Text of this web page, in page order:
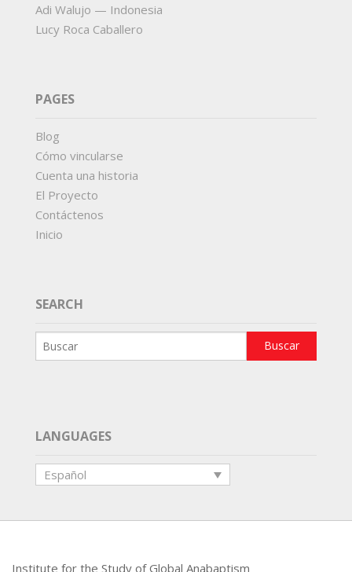
Adi Walujo — Indonesia
Lucy Roca Caballero
PAGES
Blog
Cómo vincularse
Cuenta una historia
El Proyecto
Contáctenos
Inicio
SEARCH
LANGUAGES
Español
Institute for the Study of Global Anabaptism